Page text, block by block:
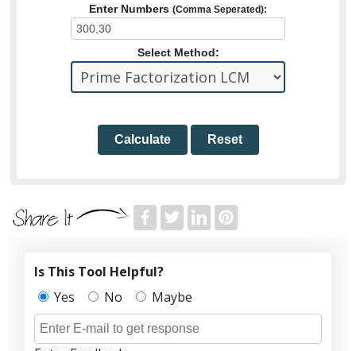
Enter Numbers (Comma Seperated):
Select Method:
Calculate Reset
Is This Tool Helpful?
Yes
No Maybe